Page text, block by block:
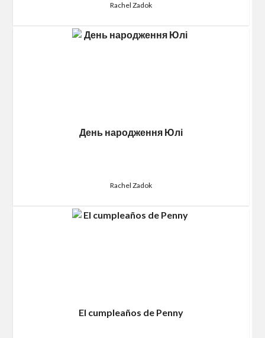
Rachel Zadok
День народження Юлі
Rachel Zadok
El cumpleaños de Penny